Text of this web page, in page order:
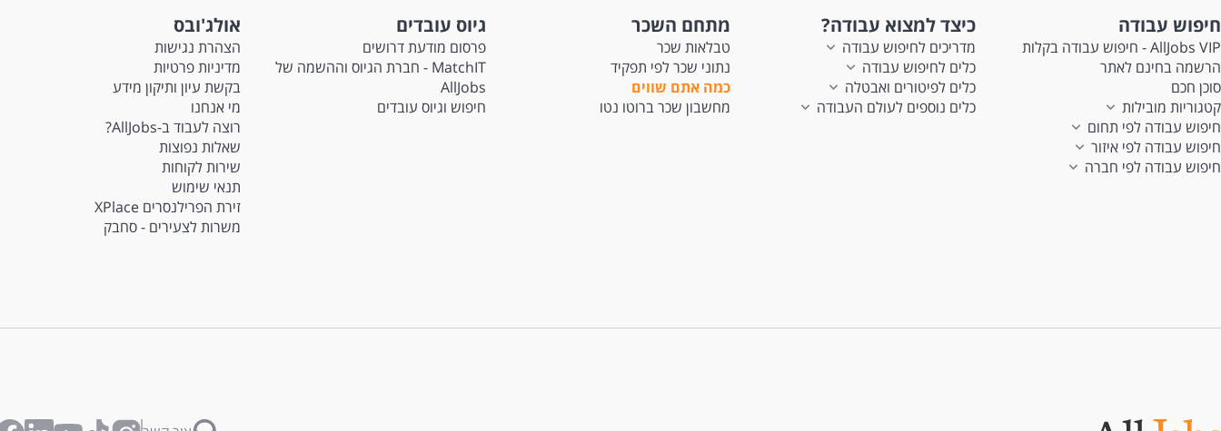
חיפוש עבודה
AllJobs VIP - חיפוש עבודה בקלות
הרשמה בחינם לאתר
סוכן חכם
קטגוריות מובילות
חיפוש עבודה לפי תחום
חיפוש עבודה לפי איזור
חיפוש עבודה לפי חברה
כיצד למצוא עבודה?
מדריכים לחיפוש עבודה
כלים לחיפוש עבודה
כלים לפיטורים ואבטלה
כלים נוספים לעולם העבודה
מתחם השכר
טבלאות שכר
נתוני שכר לפי תפקיד
כמה אתם שווים
מחשבון שכר ברוטו נטו
גיוס עובדים
פרסום מודעת דרושים
MatchIT - חברת הגיוס וההשמה של
AllJobs
חיפוש וגיוס עובדים
אולג'ובס
הצהרת נגישות
מדיניות פרטיות
בקשת עיון ותיקון מידע
מי אנחנו
רוצה לעבוד ב-AllJobs?
שאלות נפוצות
שירות לקוחות
תנאי שימוש
זירת הפרילנסרים XPlace
משרות לצעירים - סחבק